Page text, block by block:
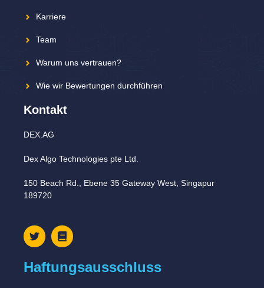
Karriere
Team
Warum uns vertrauen?
Wie wir Bewertungen durchführen
Kontakt
DEX.AG
Dex Algo Technologies pte Ltd.
150 Beach Rd., Ebene 35 Gateway West, Singapur
189720
Haftungsausschluss